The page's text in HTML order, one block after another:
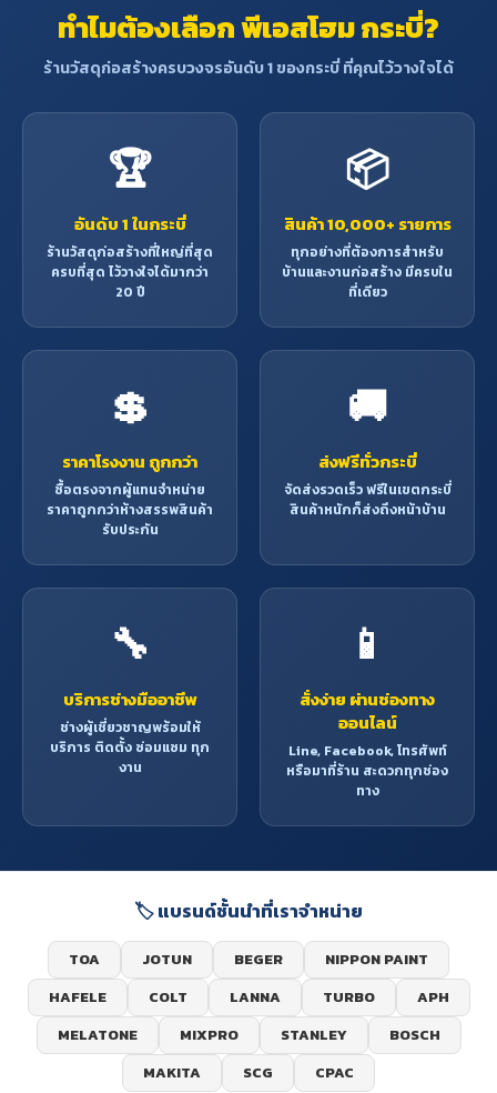
ทำไมต้องเลือก พีเอสโฮม กระบี่?
ร้านวัสดุก่อสร้างครบวงจรอันดับ 1 ของกระบี่ ที่คุณไว้วางใจได้
🏆
อันดับ 1 ในกระบี่
ร้านวัสดุก่อสร้างที่ใหญ่ที่สุด
ครบที่สุด ไว้วางใจได้มากว่า
20 ปี
📦
สินค้า 10,000+ รายการ
ทุกอย่างที่ต้องการสำหรับ
บ้านและงานก่อสร้าง มีครบใน
ที่เดียว
💲
ราคาโรงงาน ถูกกว่า
ซื้อตรงจากผู้แทนจำหน่าย
ราคาถูกกว่าห้างสรรพสินค้า
รับประกัน
🚚
ส่งฟรีทั่วกระบี่
จัดส่งรวดเร็ว ฟรีในเขตกระบี่
สินค้าหนักก็ส่งถึงหน้าบ้าน
🔧
บริการช่างมืออาชีพ
ช่างผู้เชี่ยวชาญพร้อมให้
บริการ ติดตั้ง ซ่อมแซม ทุก
งาน
📱
สั่งง่าย ผ่านช่องทาง
ออนไลน์
Line, Facebook, โทรศัพท์
หรือมาที่ร้าน สะดวกทุกช่อง
ทาง
🏷️ แบรนด์ชั้นนำที่เราจำหน่าย
TOA JOTUN BEGER
NIPPON PAINT
HAFELE
COLT LANNA TURBO
APH
MELATONE
MIXPRO STANLEY
BOSCH
MAKITA
SCG CPAC